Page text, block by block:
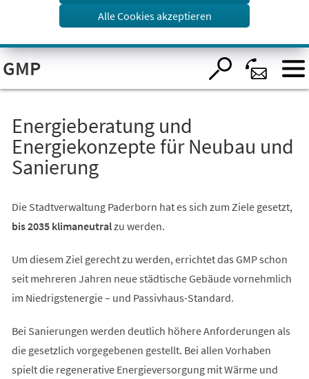
Visuelle
Assistenzsoftware
öffnen.
Alle Cookies akzeptieren
GMP
Energieberatung und
Energiekonzepte für Neubau und
Sanierung
Die Stadtverwaltung Paderborn hat es sich zum Ziele gesetzt,
bis 2035 klimaneutralzu werden.
Um diesem Ziel gerecht zu werden, errichtet das GMP schon
seit mehreren Jahren neue städtische Gebäude vornehmlich
im Niedrigstenergie – und Passivhaus-Standard.
Bei Sanierungen werden deutlich höhere Anforderungen als
die gesetzlich vorgegebenen gestellt. Bei allen Vorhaben
spielt die regenerative Energieversorgung mit Wärme und